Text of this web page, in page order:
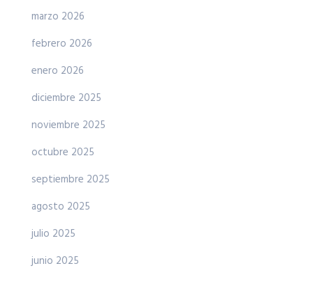
marzo 2026
febrero 2026
enero 2026
diciembre 2025
noviembre 2025
octubre 2025
septiembre 2025
agosto 2025
julio 2025
junio 2025